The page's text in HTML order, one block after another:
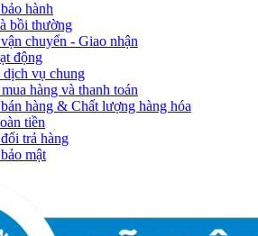
hành
bồi thường
chuyển - Giao nhận
động
vụ chung
hàng và thanh toán
hàng & Chất lượng hàng hóa
tiền
trả hàng
mật